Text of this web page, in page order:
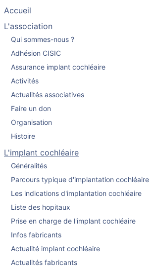
Accueil
L'association
Qui sommes-nous ?
Adhésion CISIC
Assurance implant cochléaire
Activités
Actualités associatives
Faire un don
Organisation
Histoire
L'implant cochléaire
Généralités
Parcours typique d'implantation cochléaire
Les indications d'implantation cochléaire
Liste des hopitaux
Prise en charge de l'implant cochléaire
Infos fabricants
Actualité implant cochléaire
Actualités fabricants